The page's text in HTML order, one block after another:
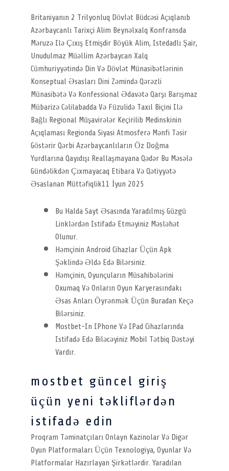
Britaniyanın 2 Trilyonluq Dövlət Büdcəsi Açıqlanıb
Azərbaycanlı Tarixçi Alim Beynəlxalq Konfransda
Məruzə Ilə Çıxış Etmişdir Böyük Alim, Istedadlı Şair,
Unudulmaz Müəllim Azərbaycan Xalq
Cümhuriyyətində Din Və Dövlət Münasibətlərinin
Konseptual Əsasları Dini Zəmində Qərəzli
Münasibətə Və Konfessional Ədavətə Qarşı Barışmaz
Mübarizə Cəlilabadda Və Füzulidə Taxıl Biçini Ilə
Bağlı Regional Müşavirələr Keçirilib Medinskinin
Açıqlaması Regionda Siyasi Atmosferə Mənfi Təsir
Göstərir Qərbi Azərbaycanlıların Öz Doğma
Yurdlarına Qayıdışı Reallaşmayana Qədər Bu Məsələ
Gündəlikdən Çıxmayacaq Etibara Və Qətiyyətə
Əsaslanan Müttəfiqlik11 İyun 2025
Bu Halda Sayt Əsasında Yaradılmış Güzgü
Linklərdən Istifadə Etməyiniz Məsləhət
Olunur.
Həmçinin Android Cihazlar Üçün Apk
Şəklində Əldə Edə Bilərsiniz.
Həmçinin, Oyunçuların Müsahibələrini
Oxumaq Və Onların Oyun Karyerasındakı
Əsas Anları Öyrənmək Üçün Buradan Keçə
Bilərsiniz.
Mostbet-In IPhone Və IPad Cihazlarında
Istifadə Edə Biləcəyiniz Mobil Tətbiq Dəstəyi
Vardır.
mostbet güncel giriş
üçün yeni təkliflərdən
istifadə edin
Proqram Təminatçıları Onlayn Kazinolar Və Digər
Oyun Platformaları Üçün Texnologiya, Oyunlar Və
Platformalar Hazırlayan Şirkətlərdir. Yaradılan